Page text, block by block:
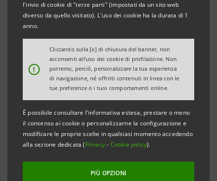
l'invio di cookie di "terze parti" (impostati da un sito web
diverso da quello visitato). L'uso dei cookie ha la durata di 1
anno.
!
Cliccando sulla [x] di chiusura del banner, non
acconsenti all’uso dei cookie di profilazione. Non
potremo, perciò, personalizzare la tua esperienza
di navigazione, né offrirti contenuti in linea con le
tue preferenze o i tuoi comportamenti online.
È possibile consultare l'informativa estesa, prestare o meno
il consenso ai cookie o personalizzarne la configurazione e
modificare le proprie scelte in qualsiasi momento accedendo
alla sezione dedicata (Privacy- Cookie policy).
PIÙ OPZIONI
CULTURA
Torna il festival sul piacere
di leggere